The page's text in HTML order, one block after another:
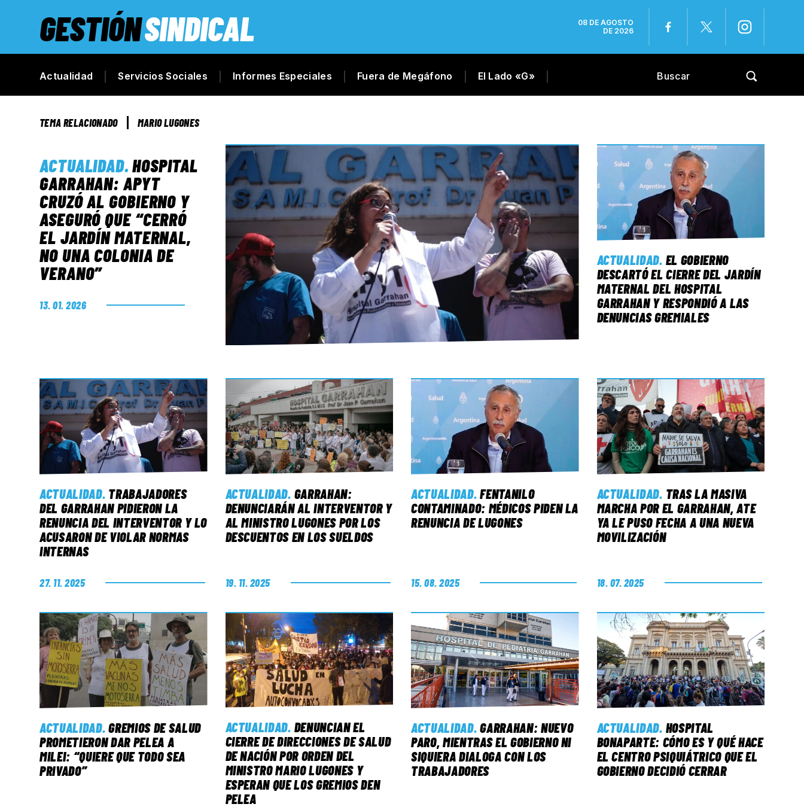
GESTIÓNSINDICAL
08 DE AGOSTO
DE 2026
Actualidad Servicios Sociales Informes Especiales Fuera de Megáfono El Lado «G»
TEMA RELACIONADO MARIO LUGONES
ACTUALIDAD.HOSPITAL
GARRAHAN: APYT
CRUZÓ AL GOBIERNO Y
ASEGURÓ QUE “CERRÓ
EL JARDÍN MATERNAL,
NO UNA COLONIA DE
VERANO”
13. 01. 2026
ACTUALIDAD. EL GOBIERNO
DESCARTÓ EL CIERRE DEL JARDÍN
MATERNAL DEL HOSPITAL
GARRAHAN Y RESPONDIÓ A LAS
DENUNCIAS GREMIALES
ACTUALIDAD. TRABAJADORES
DEL GARRAHAN PIDIERON LA
RENUNCIA DEL INTERVENTOR Y LO
ACUSARON DE VIOLAR NORMAS
INTERNAS
27. 11. 2025
ACTUALIDAD. GARRAHAN:
DENUNCIARÁN AL INTERVENTOR Y
AL MINISTRO LUGONES POR LOS
DESCUENTOS EN LOS SUELDOS
19. 11. 2025
ACTUALIDAD. FENTANILO
CONTAMINADO: MÉDICOS PIDEN LA
RENUNCIA DE LUGONES
15. 08. 2025
ACTUALIDAD. TRAS LA MASIVA
MARCHA POR EL GARRAHAN, ATE
YA LE PUSO FECHA A UNA NUEVA
MOVILIZACIÓN
18. 07. 2025
ACTUALIDAD. GREMIOS DE SALUD
PROMETIERON DAR PELEA A
MILEI: “QUIERE QUE TODO SEA
PRIVADO”
ACTUALIDAD. DENUNCIAN EL
CIERRE DE DIRECCIONES DE SALUD
DE NACIÓN POR ORDEN DEL
MINISTRO MARIO LUGONES Y
ESPERAN QUE LOS GREMIOS DEN
PELEA
ACTUALIDAD. GARRAHAN: NUEVO
PARO, MIENTRAS EL GOBIERNO NI
SIQUIERA DIALOGA CON LOS
TRABAJADORES
ACTUALIDAD. HOSPITAL
BONAPARTE: CÓMO ES Y QUÉ HACE
EL CENTRO PSIQUIÁTRICO QUE EL
GOBIERNO DECIDIÓ CERRAR